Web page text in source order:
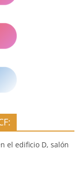
el edificio D, salón